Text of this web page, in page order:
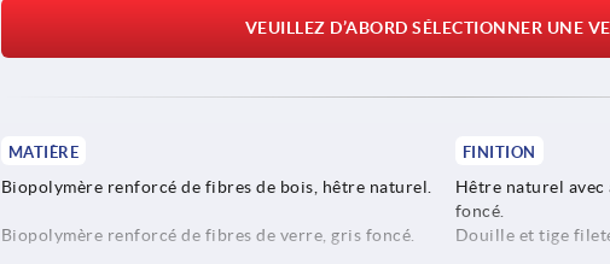
VEUILLEZ D’ABORD SÉLECTIONNER UNE
MATIÈRE
Biopolymère renforcé de fibres de bois, hêtre naturel.
Biopolymère renforcé de fibres de verre, gris foncé.
FINITION
Hêtre naturel
foncé.
Douille et tige